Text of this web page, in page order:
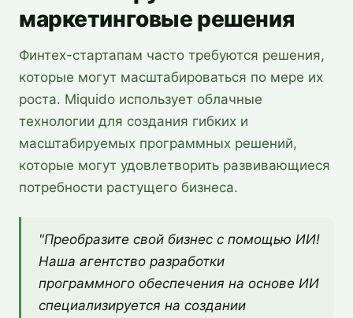
маркетинговые решения
Финтех-стартапам часто требуются решения,
которые могут масштабироваться по мере их
роста. Miquido использует облачные
технологии для создания гибких и
масштабируемых программных решений,
которые могут удовлетворить развивающиеся
потребности растущего бизнеса.
"Преобразите свой бизнес с помощью ИИ!
Наша агентство разработки
программного обеспечения на основе ИИ
специализируется на создании